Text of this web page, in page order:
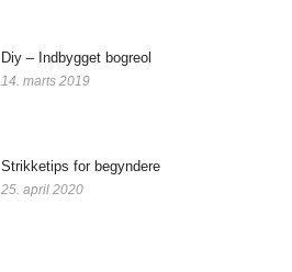
Diy – Indbygget bogreol
14. marts 2019
Strikketips for begyndere
25. april 2020